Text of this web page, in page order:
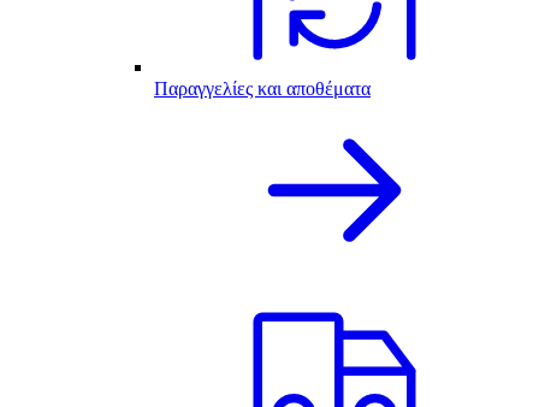
Παραγγελίες και αποθέματα